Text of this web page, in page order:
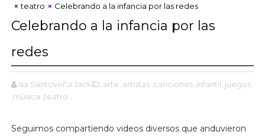
teatro
Celebrando a la infancia por las redes
Celebrando a la infancia por las
redes
Isa Santoveña Jacks ,arte ,artistas ,canciones ,infantil ,juegos
,música ,teatro
Seguimos compartiendo videos diversos que anduvieron